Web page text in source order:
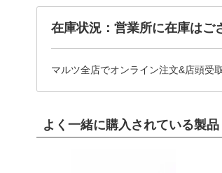
在庫状況：営業所に在庫はご
マルツ全店でオンライン注文&店頭受
よく一緒に購入されている製品